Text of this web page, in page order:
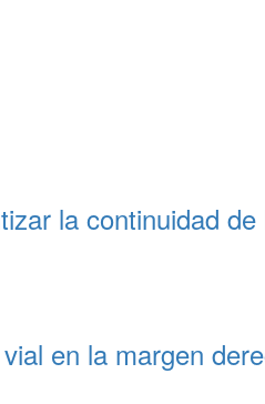
la continuidad
en la margen